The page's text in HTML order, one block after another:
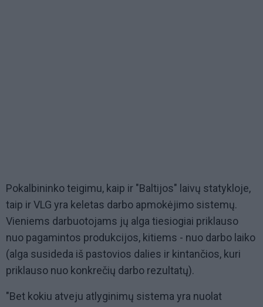
Pokalbininko teigimu, kaip ir "Baltijos" laivų statykloje,
taip ir VLG yra keletas darbo apmokėjimo sistemų.
Vieniems darbuotojams jų alga tiesiogiai priklauso
nuo pagamintos produkcijos, kitiems - nuo darbo laiko
(alga susideda iš pastovios dalies ir kintančios, kuri
priklauso nuo konkrečių darbo rezultatų).
"Bet kokiu atveju atlyginimų sistema yra nuolat